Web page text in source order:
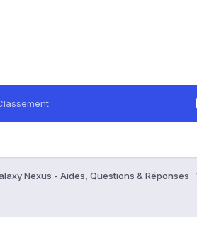
Nexus - Aides, Questions & Réponses